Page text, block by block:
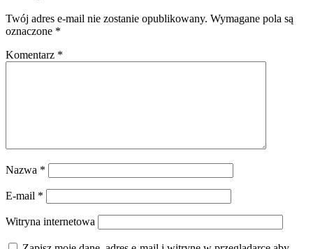
Twój adres e-mail nie zostanie opublikowany. Wymagane pola są
oznaczone *
Komentarz *
Nazwa *
E-mail *
Witryna internetowa